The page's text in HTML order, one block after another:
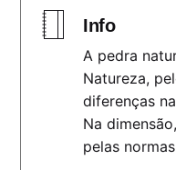
Info
A pedra
Natureza,
diferenças
Na
pelas